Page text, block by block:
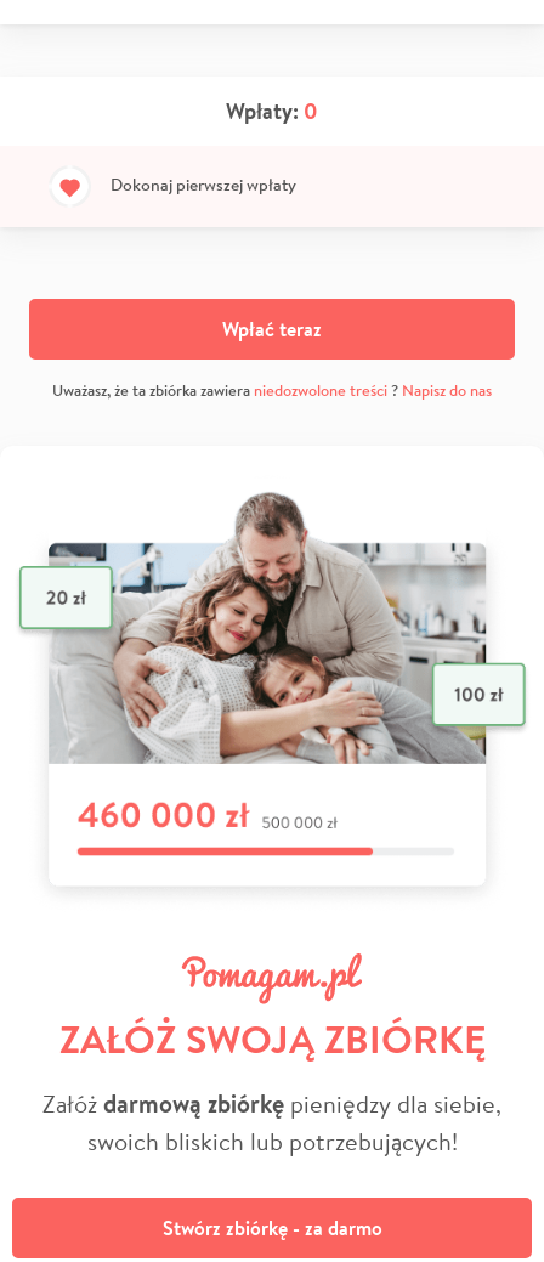
Wpłaty: 0
Dokonaj pierwszej wpłaty
Wpłać teraz
Uważasz, że ta zbiórka zawiera niedozwolone treści? Napisz do nas
ZAŁÓŻ SWOJĄ ZBIÓRKĘ
Załóżdarmową zbiórkę pieniędzy dla siebie,
swoich bliskich lub potrzebujących!
Stwórz zbiórkę - za darmo